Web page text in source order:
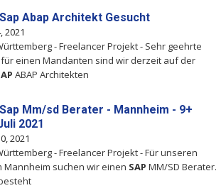
Abap Architekt Gesucht
2021
- Freelancer Projekt - Sehr geehrte
einen Mandanten sind wir derzeit auf der
ABAP Architekten
Mm/sd Berater - Mannheim - 9+
2021
2021
- Freelancer Projekt - Für unseren
Mannheim suchen wir einen SAP MM/SD Berater.